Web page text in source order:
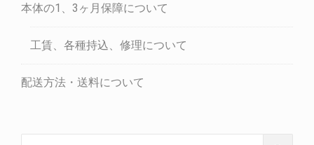
本体の1、3ヶ月保障について
工賃、各種持込、修理について
配送方法・送料について